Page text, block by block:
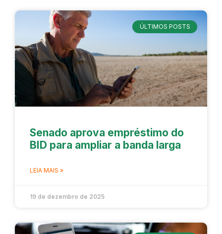
ÚLTIMOS POSTS
Senado aprova empréstimo do
BID para ampliar a banda larga
LEIA MAIS »
19 de dezembro de 2025